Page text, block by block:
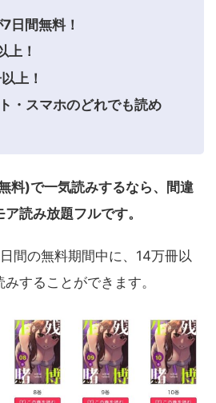
日間無料！
上！
上！
・スマホのどれでも読め
料)で一気読みするなら、間違
読み放題フルです。
間の無料期間中に、14万冊以
することができます。